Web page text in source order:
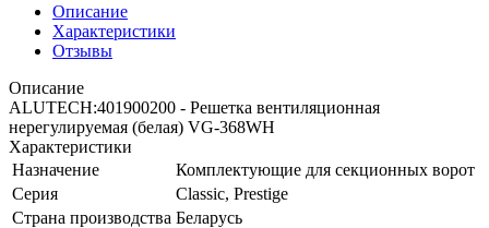
Описание
Характеристики
Отзывы
Описание
ALUTECH:401900200 - Решетка вентиляционная
нерегулируемая (белая) VG-368WH
Характеристики
Назначение
Комплектующие для секционных ворот
Серия
Classic, Prestige
Страна производства Беларусь